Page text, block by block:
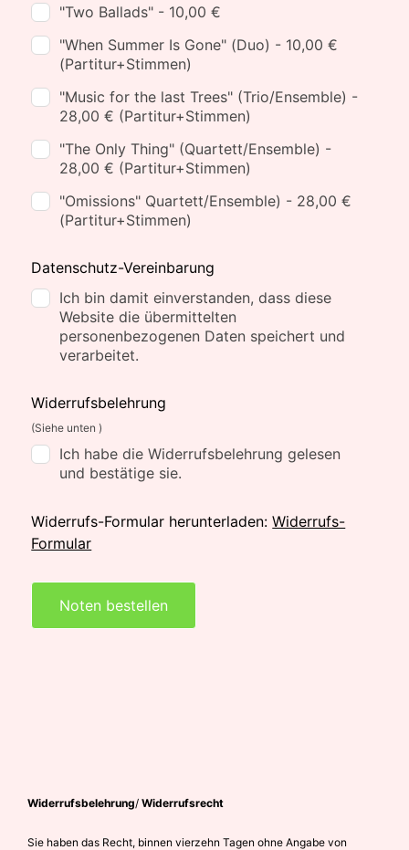
"Two Ballads" - 10,00 €
"When Summer Is Gone" (Duo) - 10,00 €
(Partitur+Stimmen)
"Music for the last Trees" (Trio/Ensemble) -
28,00 € (Partitur+Stimmen)
"The Only Thing" (Quartett/Ensemble) -
28,00 € (Partitur+Stimmen)
"Omissions" Quartett/Ensemble) - 28,00 €
(Partitur+Stimmen)
Datenschutz-Vereinbarung
Ich bin damit einverstanden, dass diese
Website die übermittelten
personenbezogenen Daten speichert und
verarbeitet.
Widerrufsbelehrung
(Siehe unten )
Ich habe die Widerrufsbelehrung gelesen
und bestätige sie.
Widerrufs-Formular herunterladen:Widerrufs-
Formular
Noten bestellen
Widerrufsbelehrung/Widerrufsrecht
Sie haben das Recht, binnen vierzehn Tagen ohne Angabe von